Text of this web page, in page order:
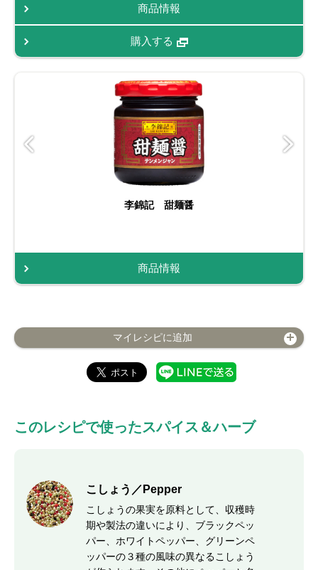
商品情報
購入する
李錦記 甜麺醤
商品情報
マイレシピに追加
このレシピで使ったスパイス＆ハーブ
こしょう／Pepper
こしょうの果実を原料として、収穫時
期や製法の違いにより、ブラックペッ
パー、ホワイトペッパー、グリーンペ
ッパーの３種の風味の異なるこしょう